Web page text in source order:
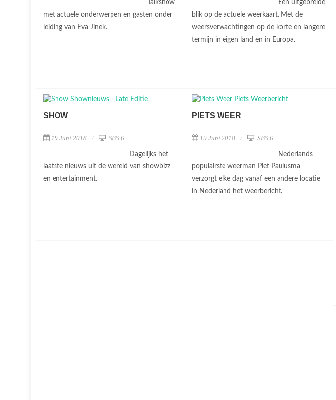
Talkshow
met actuele onderwerpen en gasten onder
leiding van Eva Jinek.
Een uitgebreide
blik op de actuele weerkaart. Met de
weersverwachtingen op de korte en langere
termijn in eigen land en in Europa.
SHOW
19 Juni 2018 SBS 6
Dagelijks het
laatste nieuws uit de wereld van showbizz
en entertainment.
PIETS WEER
19 Juni 2018 SBS 6
Nederlands
populairste weerman Piet Paulusma
verzorgt elke dag vanaf een andere locatie
in Nederland het weerbericht.